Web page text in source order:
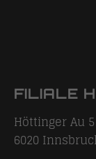
FILIALE
Höttinger Au
6020